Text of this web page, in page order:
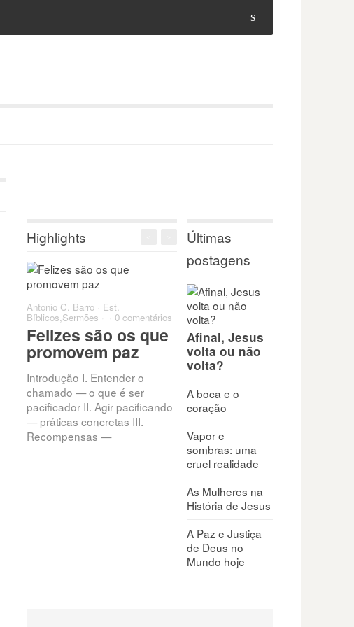
s
Highlights
Antonio C. Barro Est.
Bíblicos,Sermões 0 comentários
Felizes são os que
promovem paz
Introdução I. Entender o
chamado — o que é ser
pacificador II. Agir pacificando
— práticas concretas III.
Recompensas —
Últimas
postagens
Afinal, Jesus
volta ou não
volta?
A boca e o
coração
Vapor e
sombras: uma
cruel realidade
As Mulheres na
História de Jesus
A Paz e Justiça
de Deus no
Mundo hoje